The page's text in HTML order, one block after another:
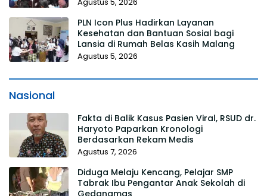
PLN Icon Plus Hadirkan Layanan
Kesehatan dan Bantuan Sosial bagi
Lansia di Rumah Belas Kasih Malang
Agustus 5, 2026
Nasional
Fakta di Balik Kasus Pasien Viral, RSUD dr.
Haryoto Paparkan Kronologi
Berdasarkan Rekam Medis
Agustus 7, 2026
Diduga Melaju Kencang, Pelajar SMP
Tabrak Ibu Pengantar Anak Sekolah di